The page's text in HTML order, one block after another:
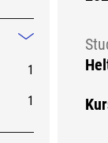
Mindre
1
1